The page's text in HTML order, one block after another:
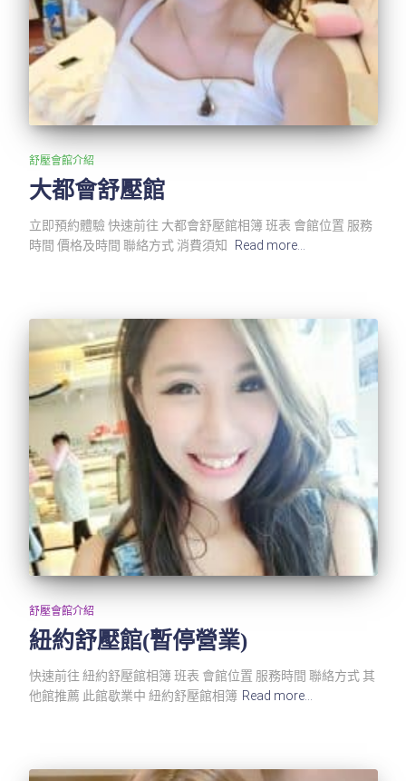
舒壓會館介紹
大都會舒壓館
立即預約體驗 快速前往 大都會舒壓館相簿 班表 會館位置 服務
時間 價格及時間 聯絡方式 消費須知
Read more…
舒壓會館介紹
紐約舒壓館(暫停營業)
快速前往 紐約舒壓館相簿 班表 會館位置 服務時間 聯絡方式 其
他館推薦 此館歇業中 紐約舒壓館相簿 Read more…